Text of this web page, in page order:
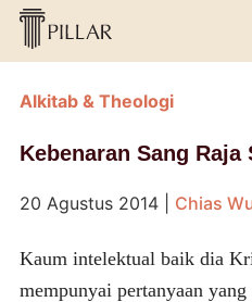
Alkitab & Theologi
Kebenaran Sang Raja
20 Agustus 2014| Chias
Kaum intelektual baik dia
mempunyai pertanyaan